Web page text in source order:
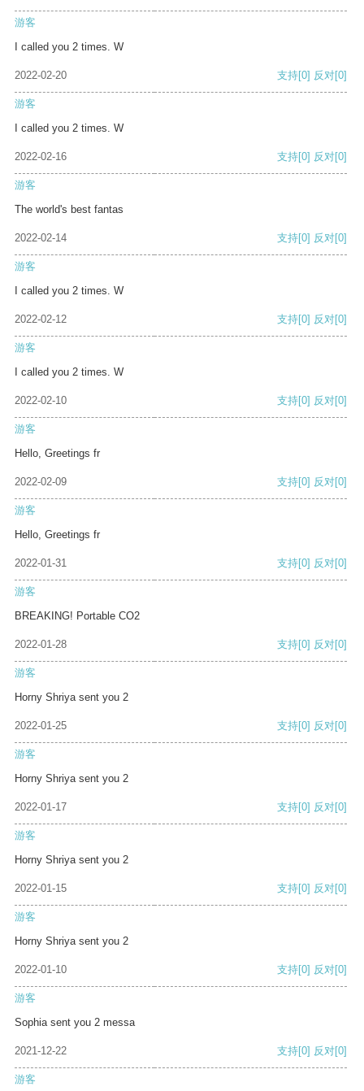
游客
I called you 2 times. W
2022-02-20 支持[0] 反对[0]
游客
I called you 2 times. W
2022-02-16 支持[0] 反对[0]
游客
The world's best fantas
2022-02-14 支持[0] 反对[0]
游客
I called you 2 times. W
2022-02-12 支持[0] 反对[0]
游客
I called you 2 times. W
2022-02-10 支持[0] 反对[0]
游客
Hello, Greetings fr
2022-02-09 支持[0] 反对[0]
游客
Hello, Greetings fr
2022-01-31 支持[0] 反对[0]
游客
BREAKING! Portable CO2
2022-01-28 支持[0] 反对[0]
游客
Horny Shriya sent you 2
2022-01-25 支持[0] 反对[0]
游客
Horny Shriya sent you 2
2022-01-17 支持[0] 反对[0]
游客
Horny Shriya sent you 2
2022-01-15 支持[0] 反对[0]
游客
Horny Shriya sent you 2
2022-01-10 支持[0] 反对[0]
游客
Sophia sent you 2 messa
2021-12-22 支持[0] 反对[0]
游客